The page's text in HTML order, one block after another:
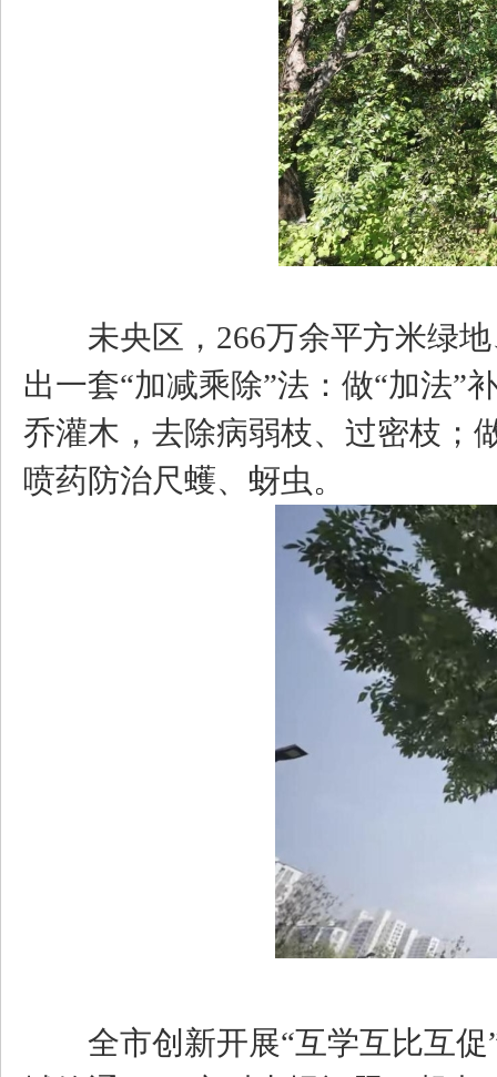
未央区，266万余平方米绿地
出一套“加减乘除”法：做“加法”
乔灌木，去除病弱枝、过密枝；
喷药防治尺蠖、蚜虫。
全市创新开展“互学互比互促”